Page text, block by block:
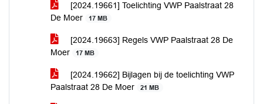
[2024.19661] Toelichting VWP Paalstraat 28
De Moer
17 MB
[2024.19663] Regels VWP Paalstraat 28 De
Moer
17 MB
[2024.19662] Bijlagen bij de toelichting VWP
Paalstraat 28 De Moer
21 MB